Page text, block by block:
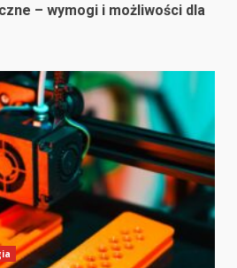
– wymogi i możliwości dla